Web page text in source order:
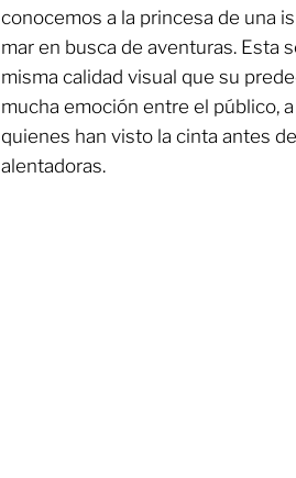
conocemos a la princesa de una
mar en busca de aventuras. Esta
misma calidad visual que su
mucha emoción entre el público,
quienes han visto la cinta antes
alentadoras.